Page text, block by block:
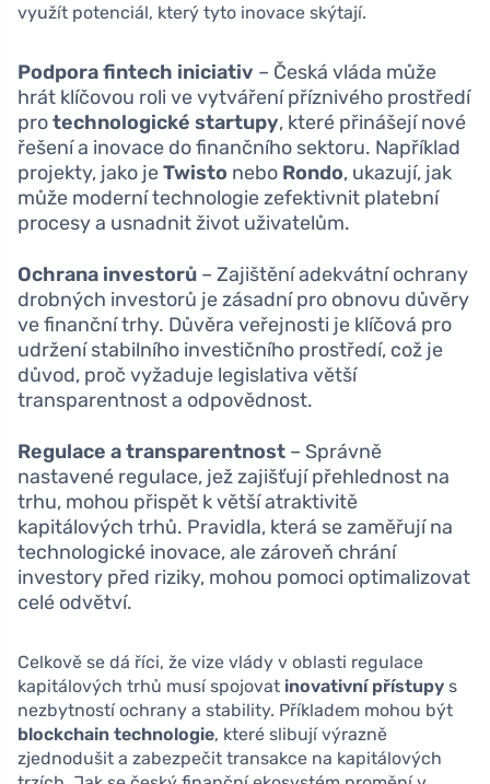
využít potenciál, který tyto inovace skýtají.
Podpora fintech iniciativ – Česká vláda může
hrát klíčovou roli ve vytváření příznivého prostředí
protechnologické startupy, které přinášejí nové
řešení a inovace do finančního sektoru. Například
projekty, jako jeTwisto nebo Rondo, ukazují, jak
může moderní technologie zefektivnit platební
procesy a usnadnit život uživatelům.
Ochrana investorů – Zajištění adekvátní ochrany
drobných investorů je zásadní pro obnovu důvěry
ve finanční trhy. Důvěra veřejnosti je klíčová pro
udržení stabilního investičního prostředí, což je
důvod, proč vyžaduje legislativa větší
transparentnost a odpovědnost.
Regulace a transparentnost – Správně
nastavené regulace, jež zajišťují přehlednost na
trhu, mohou přispět k větší atraktivitě
kapitálových trhů. Pravidla, která se zaměřují na
technologické inovace, ale zároveň chrání
investory před riziky, mohou pomoci optimalizovat
celé odvětví.
Celkově se dá říci, že vize vlády v oblasti regulace
kapitálových trhů musí spojovat inovativní přístupy s
nezbytností ochrany a stability. Příkladem mohou být
blockchain technologie, které slibují výrazně
zjednodušit a zabezpečit transakce na kapitálových